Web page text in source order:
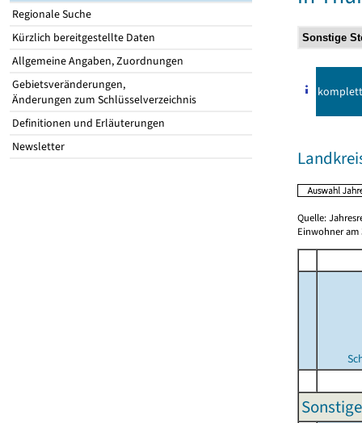
Regionale Suche
Kürzlich bereitgestellte Daten
Allgemeine Angaben, Zuordnungen
Gebietsveränderungen,
Änderungen zum Schlüsselverzeichnis
Definitionen und Erläuterungen
Newsletter
komplett
Quelle:
Einwohner am